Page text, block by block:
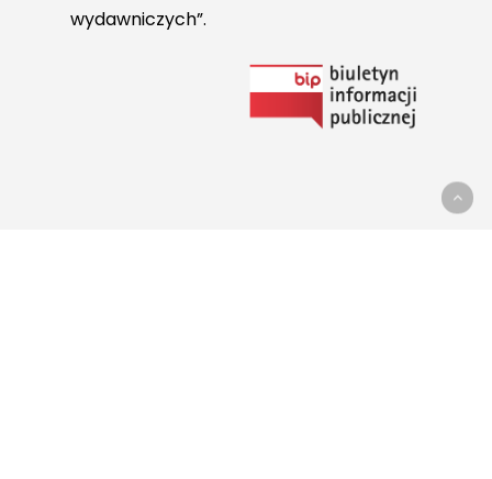
wydawniczych”.
do